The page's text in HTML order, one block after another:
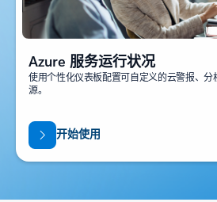
Azure 服务运行状况
使用个性化仪表板配置可自定义的云警报、
源。
开始使用